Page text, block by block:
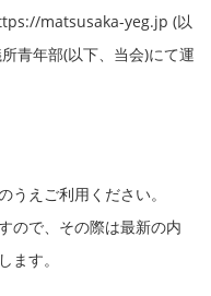
matsusaka-yeg.jp (以
青年部(以下、当会)にて運
えご利用ください。
ので、その際は最新の内
ます。